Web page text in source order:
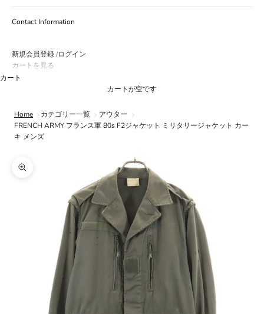
Contact Information
新規会員登録 /ログイン
カートを見る
カート
カートが空です
Home カテゴリー一覧
アウター
FRENCH ARMY フランス軍 80s F2ジャケット ミリタリージャケット カー
キ メンズ
ズームイン